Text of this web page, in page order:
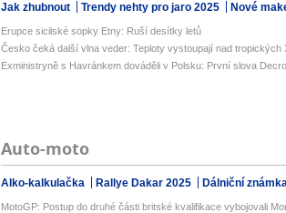
Jak zhubnout Trendy nehty pro jaro 2025 Nové
Erupce sicilské sopky Etny: Ruší desítky letů
Česko čeká další vlna veder: Teploty vystoupají nad tropických
Exministryně s Havránkem dováděli v Polsku: První slova
Auto-moto
Alko-kalkulačka Rallye Dakar 2025 Dálniční
MotoGP: Postup do druhé části britské kvalifikace vybojovali